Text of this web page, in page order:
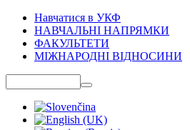
Навчатися в УКФ
НАВЧАЛЬНІ НАПРЯМКИ
ФАКУЛЬТЕТИ
МІЖНАРОДНІ ВІДНОСИНИ